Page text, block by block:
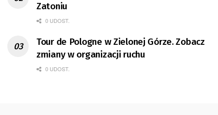
Zatoniu
0 UDOST.
Tour de Pologne w Zielonej Górze. Zobacz
zmiany w organizacji ruchu
0 UDOST.